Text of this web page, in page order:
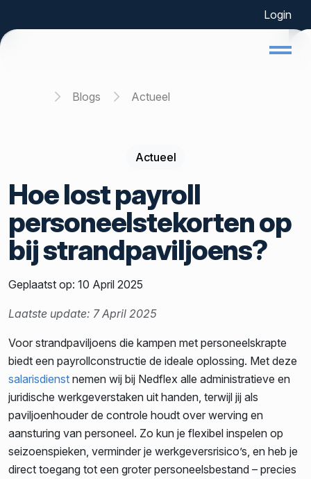
Login
Home Blogs Actueel
Actueel
Hoe lost payroll
personeelstekorten op
bij strandpaviljoens?
Geplaatst op: 10 April 2025
Laatste update: 7 April 2025
Voor strandpaviljoens die kampen met personeelskrapte
biedt een payrollconstructie de ideale oplossing. Met deze
salarisdienst nemen wij bij Nedflex alle administratieve en
juridische werkgeverstaken uit handen, terwijl jij als
paviljoenhouder de controle houdt over werving en
aansturing van personeel. Zo kun je flexibel inspelen op
seizoenspieken, verminder je werkgeversrisico’s, en heb je
direct toegang tot een groter personeelsbestand – precies